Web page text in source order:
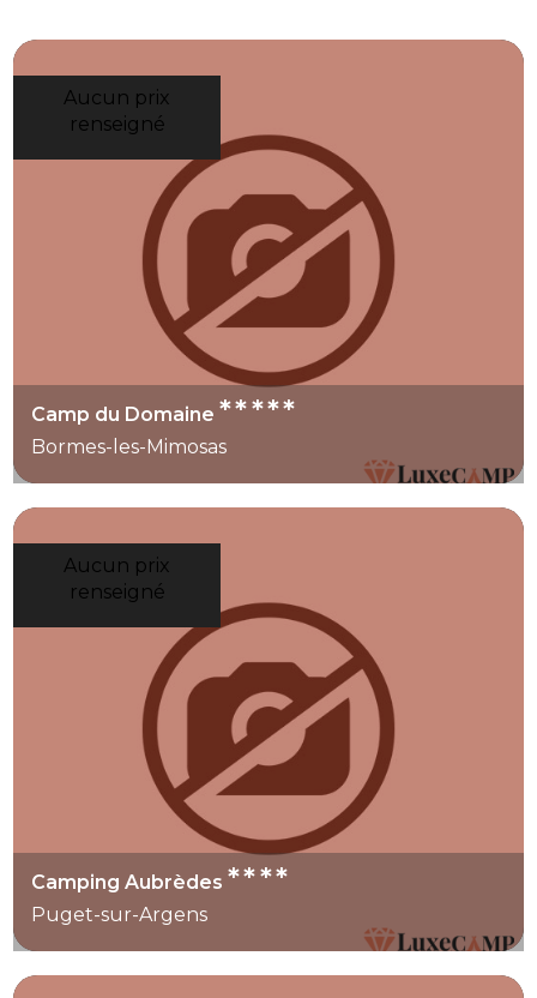
Aucun prix
renseigné
Camp du Domaine*****
Bormes-les-Mimosas
Aucun prix
renseigné
Camping Aubrèdes****
Puget-sur-Argens